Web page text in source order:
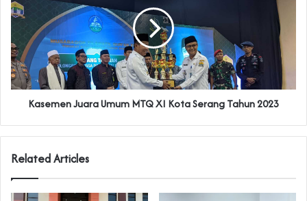
Kasemen Juara Umum MTQ XI Kota Serang Tahun 2023
Related Articles